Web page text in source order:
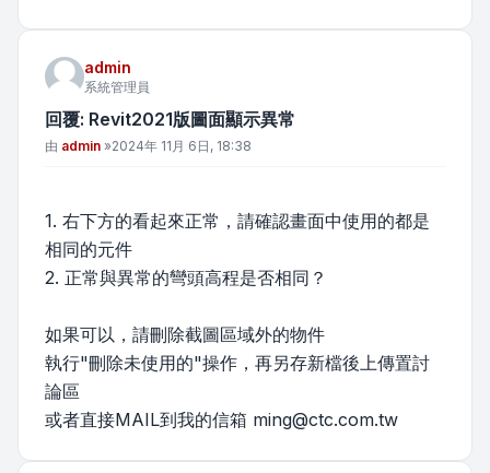
admin
系統管理員
回覆: Revit2021版圖面顯示異常
文章
由 admin »2024年 11月 6日, 18:38
1. 右下方的看起來正常，請確認畫面中使用的都是
相同的元件
2. 正常與異常的彎頭高程是否相同？
如果可以，請刪除截圖區域外的物件
執行"刪除未使用的"操作，再另存新檔後上傳置討
論區
或者直接MAIL到我的信箱 ming@ctc.com.tw